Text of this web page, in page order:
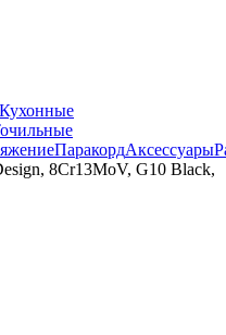
Кухонные
ПаракордАксессуары
8Cr13MoV, G10 Black,